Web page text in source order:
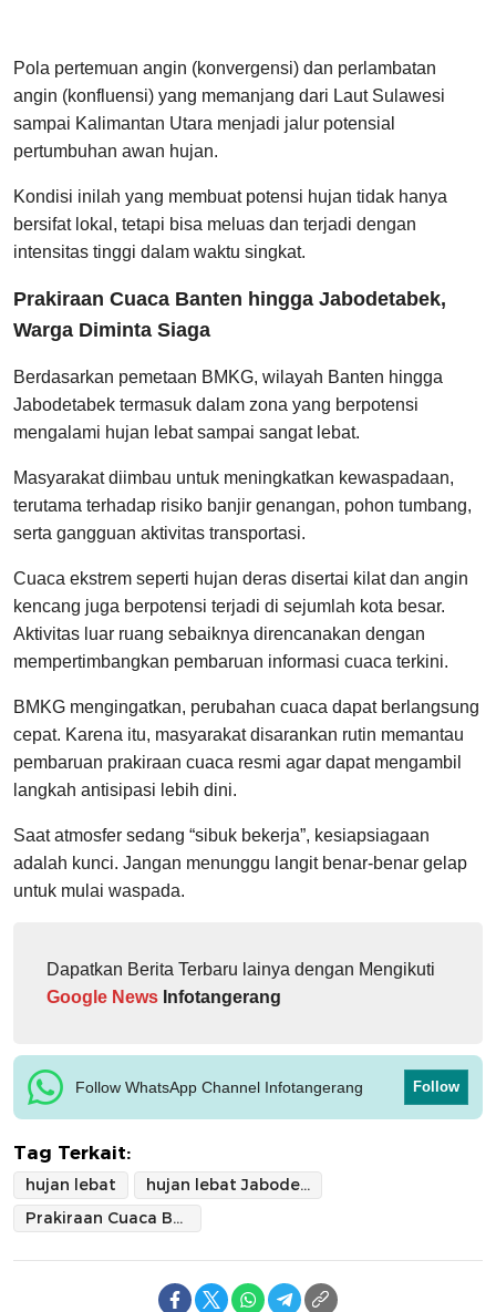
Pola pertemuan angin (konvergensi) dan perlambatan
angin (konfluensi) yang memanjang dari Laut Sulawesi
sampai Kalimantan Utara menjadi jalur potensial
pertumbuhan awan hujan.
Kondisi inilah yang membuat potensi hujan tidak hanya
bersifat lokal, tetapi bisa meluas dan terjadi dengan
intensitas tinggi dalam waktu singkat.
Prakiraan Cuaca Banten hingga Jabodetabek,
Warga Diminta Siaga
Berdasarkan pemetaan BMKG, wilayah Banten hingga
Jabodetabek termasuk dalam zona yang berpotensi
mengalami hujan lebat sampai sangat lebat.
Masyarakat diimbau untuk meningkatkan kewaspadaan,
terutama terhadap risiko banjir genangan, pohon tumbang,
serta gangguan aktivitas transportasi.
Cuaca ekstrem seperti hujan deras disertai kilat dan angin
kencang juga berpotensi terjadi di sejumlah kota besar.
Aktivitas luar ruang sebaiknya direncanakan dengan
mempertimbangkan pembaruan informasi cuaca terkini.
BMKG mengingatkan, perubahan cuaca dapat berlangsung
cepat. Karena itu, masyarakat disarankan rutin memantau
pembaruan prakiraan cuaca resmi agar dapat mengambil
langkah antisipasi lebih dini.
Saat atmosfer sedang “sibuk bekerja”, kesiapsiagaan
adalah kunci. Jangan menunggu langit benar-benar gelap
untuk mulai waspada.
Dapatkan Berita Terbaru lainya dengan Mengikuti
Google News Infotangerang
Follow WhatsApp Channel Infotangerang Follow
Tag Terkait:
hujan lebat
hujan lebat Jabodetabek
Prakiraan Cuaca Banten